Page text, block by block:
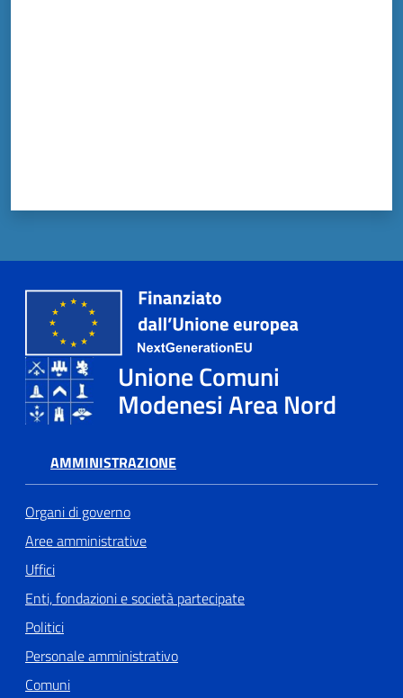
la
gli
argomenti...
Seguici
su
Unione Comuni
Modenesi Area Nord
AMMINISTRAZIONE
Organi di governo
Aree amministrative
Uffici
Enti, fondazioni e società partecipate
Politici
Personale amministrativo
Comuni